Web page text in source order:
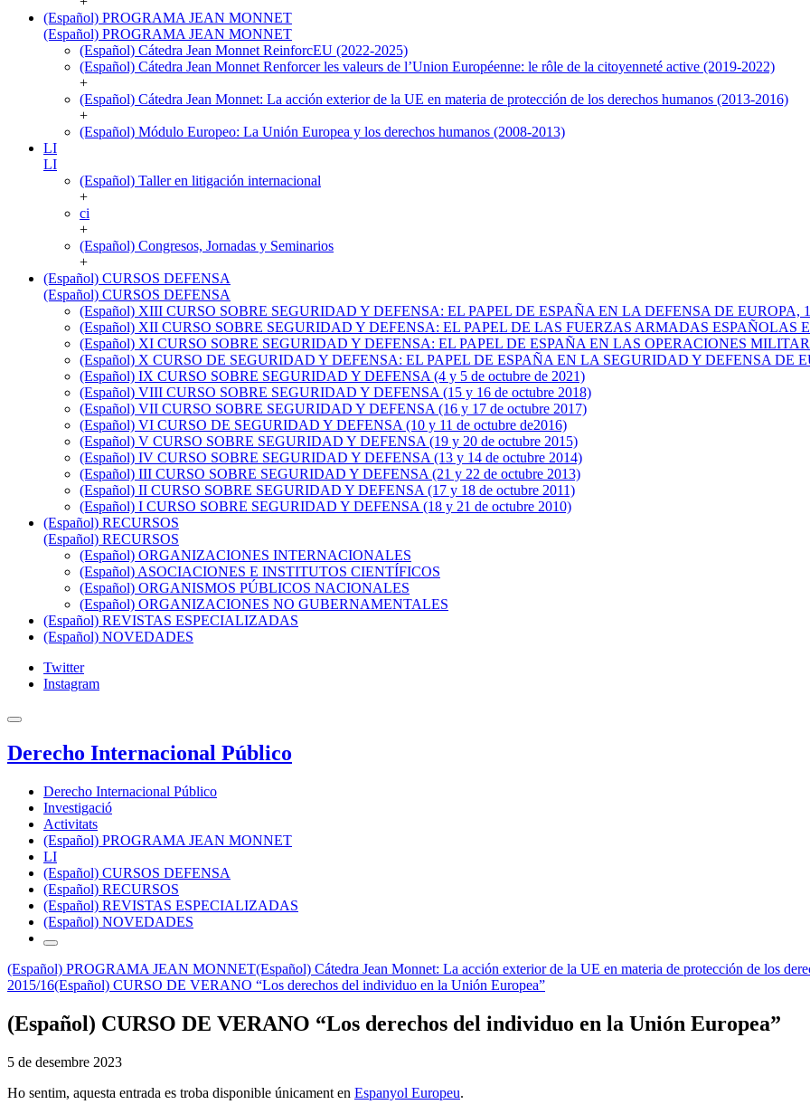
(Español) PROGRAMA JEAN MONNET
(Español) PROGRAMA JEAN MONNET
(Español) Cátedra Jean Monnet ReinforcEU (2022-2025)
(Español) Cátedra Jean Monnet Renforcer les valeurs de l’Union Européenne: le rôle de la citoyenneté active (2019-2022)
+
(Español) Cátedra Jean Monnet: La acción exterior de la UE en materia de protección de los derechos humanos (2013-2016)
+
(Español) Módulo Europeo: La Unión Europea y los derechos humanos (2008-2013)
LI
LI
(Español) Taller en litigación internacional
+
ci
+
(Español) Congresos, Jornadas y Seminarios
+
(Español) CURSOS DEFENSA
(Español) CURSOS DEFENSA
(Español) XIII CURSO SOBRE SEGURIDAD Y DEFENSA: EL PAPEL DE ESPAÑA EN LA DEFENSA DE EUROPA,
(Español) XII CURSO SOBRE SEGURIDAD Y DEFENSA: EL PAPEL DE LAS FUERZAS ARMADAS ESPAÑOLAS
(Español) XI CURSO SOBRE SEGURIDAD Y DEFENSA: EL PAPEL DE ESPAÑA EN LAS OPERACIONES
(Español) X CURSO DE SEGURIDAD Y DEFENSA: EL PAPEL DE ESPAÑA EN LA SEGURIDAD Y DEFENSA DE
(Español) IX CURSO SOBRE SEGURIDAD Y DEFENSA (4 y 5 de octubre de 2021)
(Español) VIII CURSO SOBRE SEGURIDAD Y DEFENSA (15 y 16 de octubre 2018)
(Español) VII CURSO SOBRE SEGURIDAD Y DEFENSA (16 y 17 de octubre 2017)
(Español) VI CURSO DE SEGURIDAD Y DEFENSA (10 y 11 de octubre de2016)
(Español) V CURSO SOBRE SEGURIDAD Y DEFENSA (19 y 20 de octubre 2015)
(Español) IV CURSO SOBRE SEGURIDAD Y DEFENSA (13 y 14 de octubre 2014)
(Español) III CURSO SOBRE SEGURIDAD Y DEFENSA (21 y 22 de octubre 2013)
(Español) II CURSO SOBRE SEGURIDAD Y DEFENSA (17 y 18 de octubre 2011)
(Español) I CURSO SOBRE SEGURIDAD Y DEFENSA (18 y 21 de octubre 2010)
(Español) RECURSOS
(Español) RECURSOS
(Español) ORGANIZACIONES INTERNACIONALES
(Español) ASOCIACIONES E INSTITUTOS CIENTÍFICOS
(Español) ORGANISMOS PÚBLICOS NACIONALES
(Español) ORGANIZACIONES NO GUBERNAMENTALES
(Español) REVISTAS ESPECIALIZADAS
(Español) NOVEDADES
Twitter
Instagram
Derecho Internacional Público
Derecho Internacional Público
Investigació
Activitats
(Español) PROGRAMA JEAN MONNET
LI
(Español) CURSOS DEFENSA
(Español) RECURSOS
(Español) REVISTAS ESPECIALIZADAS
(Español) NOVEDADES
(Español) PROGRAMA JEAN MONNET(Español) Cátedra Jean Monnet: La acción exterior de la UE en materia de protección de los
2015/16(Español) CURSO DE VERANO “Los derechos del individuo en la Unión Europea”
(Español) CURSO DE VERANO “Los derechos del individuo en la Unión Europea”
5 de desembre 2023
Ho sentim, aquesta entrada es troba disponible únicament en Espanyol Europeu.